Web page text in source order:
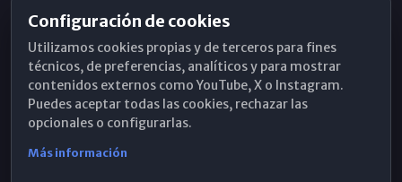
Horarios de Misa
Hemeroteca
WhatsApp
Configuración de cookies
Utilizamos cookies propias y de terceros para fines
técnicos, de preferencias, analíticos y para mostrar
contenidos externos como YouTube, X o Instagram.
Puedes aceptar todas las cookies, rechazar las
opcionales o configurarlas.
Más información